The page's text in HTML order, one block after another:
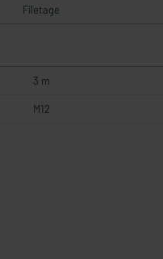
Filetage
3 m
M12